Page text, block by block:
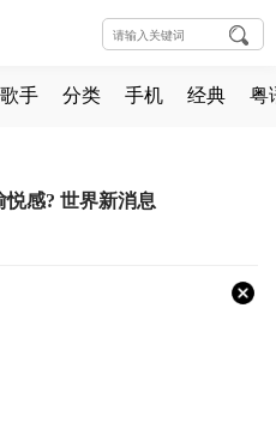
歌手 分类 手机 经典 粤
悦感? 世界新消息